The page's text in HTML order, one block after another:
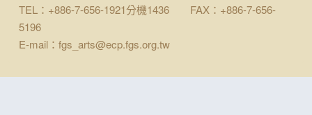
TEL：+886-7-656-1921分機1436 FAX：+886-7-656-
5196
E-mail：fgs_arts@ecp.fgs.org.tw